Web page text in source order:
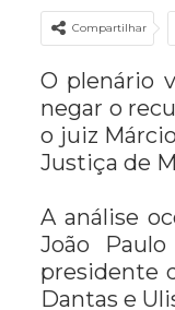
Compartilhar
O plenário
negar o
o juiz
Justiça de
A análise
João
presidente
Dantas e